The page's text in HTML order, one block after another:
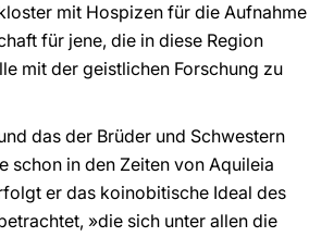
mit Hospizen für die Aufnahme
für jene, die in diese Region
mit der geistlichen Forschung zu
das der Brüder und Schwestern
schon in den Zeiten von Aquileia
er das koinobitische Ideal des
»die sich unter allen die